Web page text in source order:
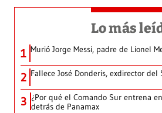
Lo más
1 Murió Jorge Messi, padre de Lionel
2 Fallece José Donderis, exdirector del
3 ¿Por qué el Comando Sur entrena
detrás de Panamax